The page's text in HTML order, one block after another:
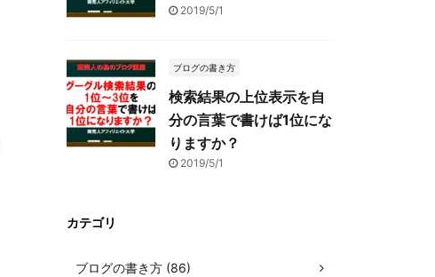
2019/5/1
ブログの書き方
検索結果の上位表示を自
分の言葉で書けば1位にな
りますか？
2019/5/1
カテゴリ
ブログの書き方 (86)